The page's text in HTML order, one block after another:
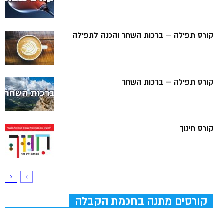
קורס תפילה – ברכות השחר והכנה לתפילה
קורס תפילה – ברכות השחר
קורס חינוך
קורסים מתנה בחכמת הקבלה